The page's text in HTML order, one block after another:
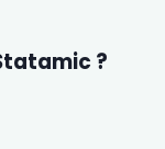
?